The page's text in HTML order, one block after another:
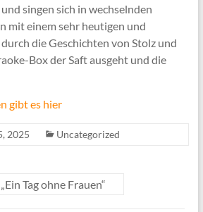
singen sich in wechselnden
mit einem sehr heutigen und
die Geschichten von Stolz und
Box der Saft ausgeht und die
gibt es hier
2025 Uncategorized
Tag ohne Frauen“